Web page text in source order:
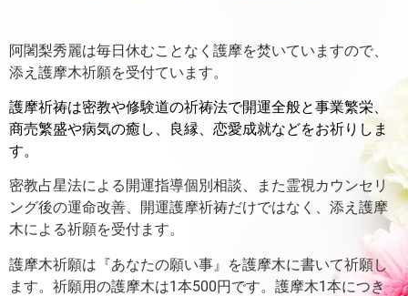
阿闍梨秀麗は毎日休むことなく護摩を焚いていますので、
添え護摩木祈願を受付ています。
護摩祈祷は密教や修験道の祈祷法で開運全般と事業繁栄、
商売繁盛や病気の癒し、良縁、恋愛成就などをお祈りしま
す。
密教占星法による開運指導個別相談、また霊視カウンセリ
ング後の運命改善、開運護摩祈祷だけではなく、添え護摩
木による祈願を受付ます。
護摩木祈願は『あなたの願い事』を護摩木に書いて祈願し
ます。 祈願用の護摩木は1本500円です。護摩木1本につき